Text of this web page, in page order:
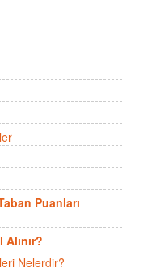
Puanları
Nelerdir?